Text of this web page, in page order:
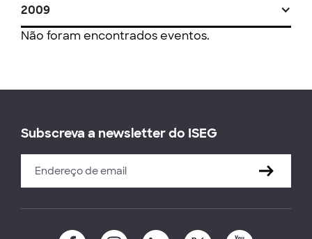
2009
Não foram encontrados eventos.
Subscreva a newsletter do ISEG